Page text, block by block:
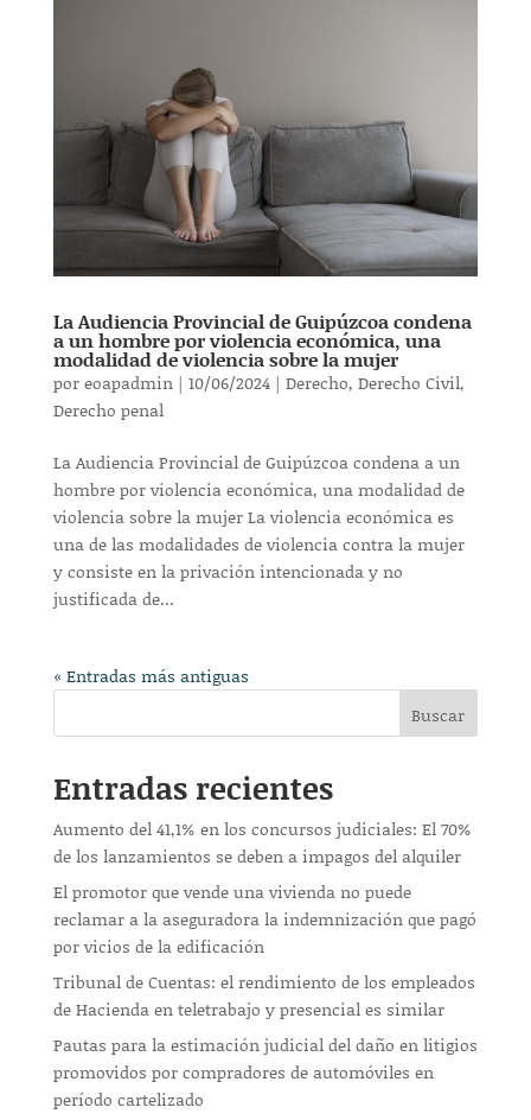
La Audiencia Provincial de Guipúzcoa condena
a un hombre por violencia económica, una
modalidad de violencia sobre la mujer
poreoapadmin| 10/06/2024| Derecho, Derecho Civil,
Derecho penal
La Audiencia Provincial de Guipúzcoa condena a un
hombre por violencia económica, una modalidad de
violencia sobre la mujer La violencia económica es
una de las modalidades de violencia contra la mujer
y consiste en la privación intencionada y no
justificada de...
« Entradas más antiguas
Buscar
Entradas recientes
Aumento del 41,1% en los concursos judiciales: El 70%
de los lanzamientos se deben a impagos del alquiler
El promotor que vende una vivienda no puede
reclamar a la aseguradora la indemnización que pagó
por vicios de la edificación
Tribunal de Cuentas: el rendimiento de los empleados
de Hacienda en teletrabajo y presencial es similar
Pautas para la estimación judicial del daño en litigios
promovidos por compradores de automóviles en
período cartelizado